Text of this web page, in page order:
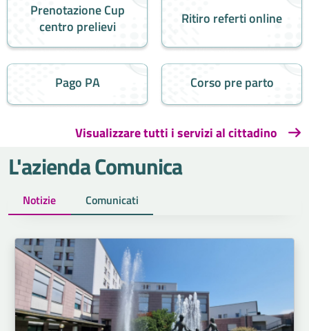
Prenotazione Cup
centro prelievi
Ritiro referti online
Pago PA Corso pre parto
Visualizzare tutti i servizi al cittadino
L'azienda Comunica
Notizie Comunicati